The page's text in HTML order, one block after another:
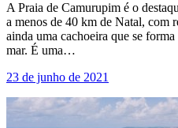
A Praia de Camurupim é o
a menos de 40 km de Natal, com
ainda uma cachoeira que se
mar. É uma…
23 de junho de 2021